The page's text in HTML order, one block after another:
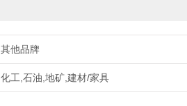
其他品牌
化工,石油,地矿,建材/家具